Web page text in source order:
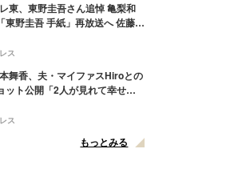
東、東野圭吾さん追悼 亀梨和
東野圭吾 手紙」再放送へ 佐藤隆
ス
舞香、夫・マイファスHiroとの
ット公開「2人が見れて幸せ」
ス
もっとみる